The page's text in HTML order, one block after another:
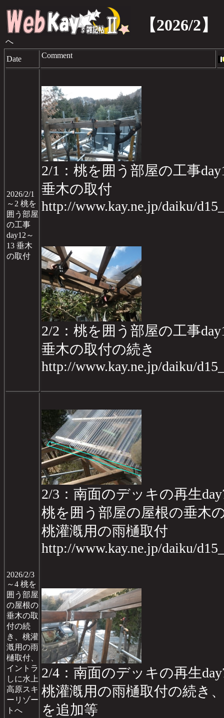
【2026/2】
へ
Date Comment
2026/2/1
～2 桃を
囲う部屋
の工事
day12～
13 垂木
の取付
2/1：桃を囲う部屋の工事
垂木の取付
http://www.kay.ne.jp/daiku/
2/2：桃を囲う部屋の工事
垂木の取付の続き
http://www.kay.ne.jp/daiku/
2026/2/3
～4 桃を
囲う部屋
の屋根の
垂木の取
付の続
き、桃灌
漑用の雨
樋取付、
イントラ
しに水上
高原スキ
ーリゾー
トへ
2/3：南面のデッキの再生
桃を囲う部屋の屋根の垂木
桃灌漑用の雨樋取付
http://www.kay.ne.jp/daiku/
2/4：南面のデッキの再生
桃灌漑用の雨樋取付の続き
を追加等